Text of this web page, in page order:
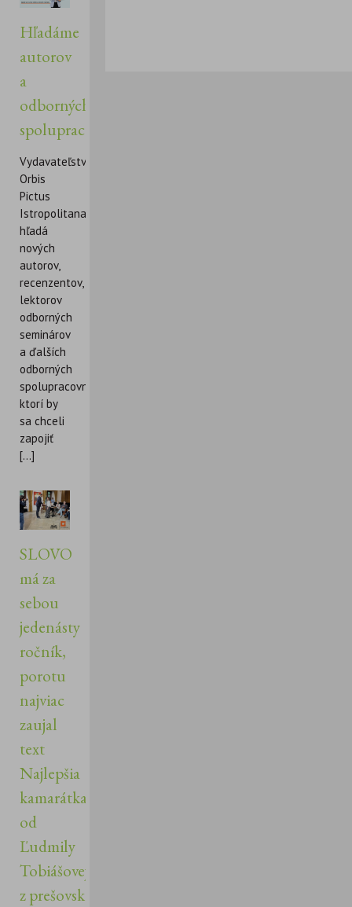
Hľadáme
autorov
a
odborných
spolupracovníkov
Vydavateľstvo
Orbis
Pictus
Istropolitana
hľadá
nových
autorov,
recenzentov,
lektorov
odborných
seminárov
a ďalších
odborných
spolupracovníkov,
ktorí by
sa chceli
zapojiť
[...]
SLOVO
má za
sebou
jedenásty
ročník,
porotu
najviac
zaujal
text
Najlepšia
kamarátka
od
Ľudmily
Tobiášovej
z prešovského